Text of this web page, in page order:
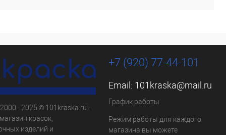
- 2025 © 101kraska.ru -
красок,
изделий и
+7 (920) 77-44-101
Email: 101kraska@mail.ru
График работы
Режим работы для каждого
магазина вы можете